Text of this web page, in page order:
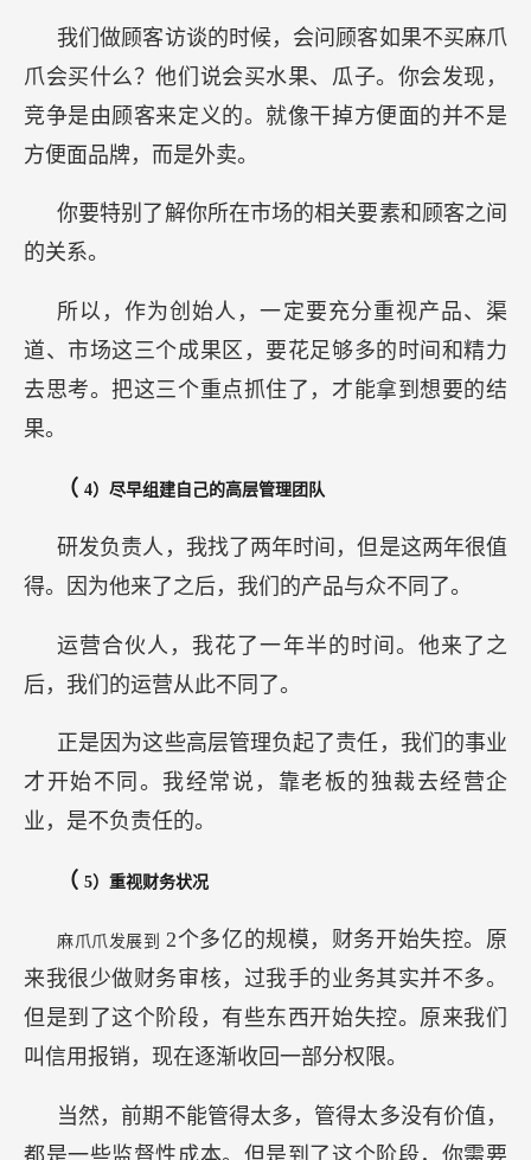
我们做顾客访谈的时候，会问顾客如果不买麻爪
爪会买什么？他们说会买水果、瓜子。你会发现，
竞争是由顾客来定义的。就像干掉方便面的并不是
方便面品牌，而是外卖。
你要特别了解你所在市场的相关要素和顾客之间
的关系。
所以，作为创始人，一定要充分重视产品、渠
道、市场这三个成果区，要花足够多的时间和精力
去思考。把这三个重点抓住了，才能拿到想要的结
果。
（ 4）尽早组建自己的高层管理团队
研发负责人，我找了两年时间，但是这两年很值
得。因为他来了之后，我们的产品与众不同了。
运营合伙人，我花了一年半的时间。他来了之
后，我们的运营从此不同了。
正是因为这些高层管理负起了责任，我们的事业
才开始不同。我经常说，靠老板的独裁去经营企
业，是不负责任的。
（ 5）重视财务状况
麻爪爪发展到 2个多亿的规模，财务开始失控。原
来我很少做财务审核，过我手的业务其实并不多。
但是到了这个阶段，有些东西开始失控。原来我们
叫信用报销，现在逐渐收回一部分权限。
当然，前期不能管得太多，管得太多没有价值，
都是一些监督性成本。但是到了这个阶段，你需要